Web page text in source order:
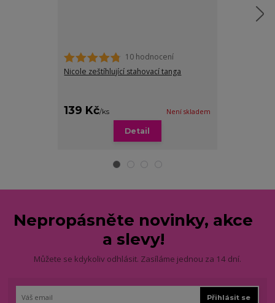
10 hodnocení
Nicole zeštíhlující stahovací tanga
139 Kč/ks Není skladem
Detail
Nepropásněte novinky, akce
a slevy!
Můžete se kdykoliv odhlásit. Zasíláme jednou za 14 dní.
Přihlásit se